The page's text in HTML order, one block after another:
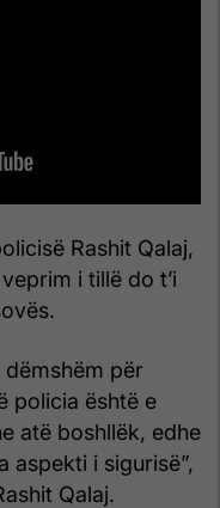
Rashit Qalaj,
i tillë do t’i
dëmshëm për
policia është e
atë boshllëk, edhe
aspekti i sigurisë”,
Qalaj.